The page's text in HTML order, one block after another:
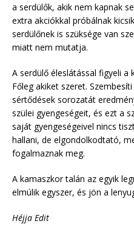
a serdülők, akik nem kapnak
extra akciókkal próbálnak
serdülőnek is szüksége van
miatt nem mutatja.
A serdülő éleslátással figyeli a
Főleg akiket szeret.
sértődések sorozatát
szülei gyengeségeit, és ezt a
saját gyengeségeivel nincs
hallani, de elgondolkodtató,
fogalmaznak meg.
A kamaszkor talán az egyik
elmúlik egyszer, és jön a
Héjja Edit